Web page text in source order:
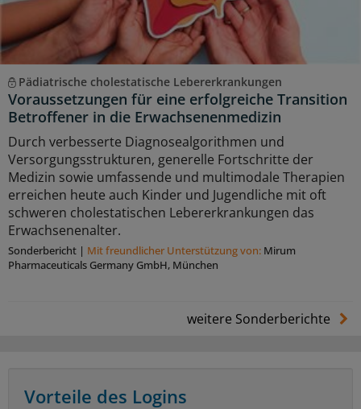
Pädiatrische cholestatische Lebererkrankungen
Voraussetzungen für eine erfolgreiche Transition
Betroffener in die Erwachsenenmedizin
Durch verbesserte Diagnosealgorithmen und
Versorgungsstrukturen, generelle Fortschritte der
Medizin sowie umfassende und multimodale Therapien
erreichen heute auch Kinder und Jugendliche mit oft
schweren cholestatischen Lebererkrankungen das
Erwachsenenalter.
Sonderbericht | Mit freundlicher Unterstützung von: Mirum
Pharmaceuticals Germany GmbH, München
weitere Sonderberichte
Vorteile des Logins